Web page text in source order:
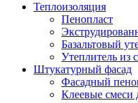
Теплоизоляция
Пенопласт
Базальтовый
Утеплитель из
Штукатурный фасад
Фасадный
Клеевые смеси